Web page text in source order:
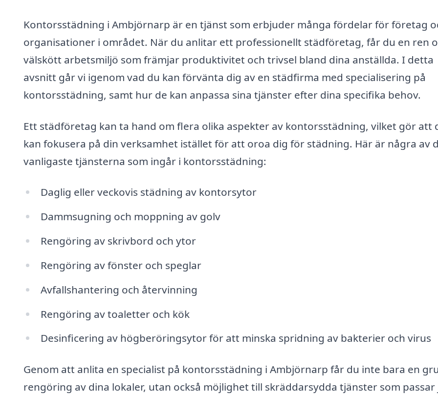
Kontorsstädning i Ambjörnarp är en tjänst som erbjuder många fördelar för företag
organisationer i området. När du anlitar ett professionellt städföretag, får du en ren
välskött arbetsmiljö som främjar produktivitet och trivsel bland dina anställda. I detta
avsnitt går vi igenom vad du kan förvänta dig av en städfirma med specialisering på
kontorsstädning, samt hur de kan anpassa sina tjänster efter dina specifika behov.
Ett städföretag kan ta hand om flera olika aspekter av kontorsstädning, vilket gör att
kan fokusera på din verksamhet istället för att oroa dig för städning. Här är några av
vanligaste tjänsterna som ingår i kontorsstädning:
Daglig eller veckovis städning av kontorsytor
Dammsugning och moppning av golv
Rengöring av skrivbord och ytor
Rengöring av fönster och speglar
Avfallshantering och återvinning
Rengöring av toaletter och kök
Desinficering av högberöringsytor för att minska spridning av bakterier och virus
Genom att anlita en specialist på kontorsstädning i Ambjörnarp får du inte bara en
rengöring av dina lokaler, utan också möjlighet till skräddarsydda tjänster som passar